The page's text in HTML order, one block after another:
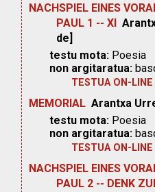
NACHSPIEL EINES
PAUL 1 -- XI
de]
testu mota: Poesia
non argitaratua:
TESTUA ON-LINE
MEMORIAL Arantxa
testu mota: Poesia
non argitaratua:
TESTUA ON-LINE
NACHSPIEL EINES
PAUL 2 -- DENK